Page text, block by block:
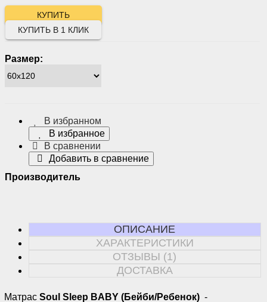
Размер:
КУПИТЬ В 1 КЛИК
В избранном
В избранное
В сравнении
Добавить в сравнение
Производитель
ОПИСАНИЕ
ХАРАКТЕРИСТИКИ
ОТЗЫВЫ (1)
ДОСТАВКА
Матрас Soul Sleep BABY (Бейби/Ребенок) -